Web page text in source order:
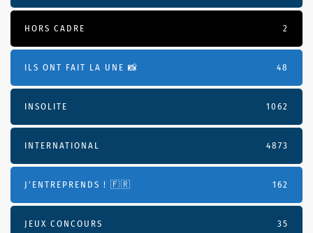
HORS CADRE 2
ILS ONT FAIT LA UNE 📸 48
INSOLITE 1062
INTERNATIONAL 4873
J'ENTREPRENDS ! 🇫🇷 162
JEUX CONCOURS 35